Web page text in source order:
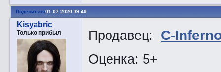
Поделиться01.07.2020 09:49
Kisyabric
Только прибыл Продавец: C-
Оценка: 5+